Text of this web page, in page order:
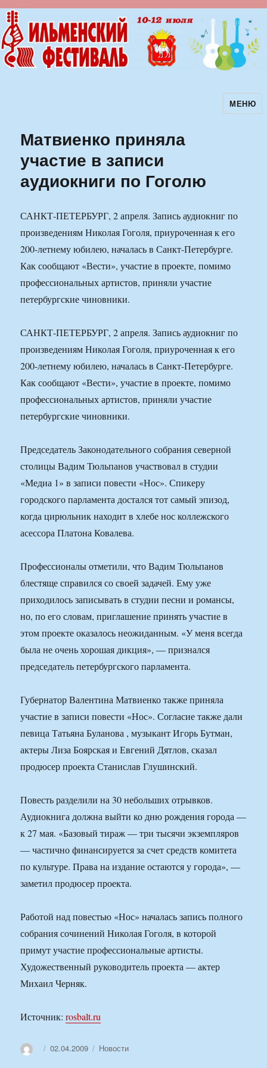
Ильменский фестиваль авторскойМЕНЮ
Матвиенко приняла
участие в записи
аудиокниги по Гоголю
САНКТ-ПЕТЕРБУРГ, 2 апреля. Запись аудиокниг по
произведениям Николая Гоголя, приуроченная к его
200-летнему юбилею, началась в Санкт-Петербурге.
Как сообщают «Вести», участие в проекте, помимо
профессиональных артистов, приняли участие
петербургские чиновники.
САНКТ-ПЕТЕРБУРГ, 2 апреля. Запись аудиокниг по
произведениям Николая Гоголя, приуроченная к его
200-летнему юбилею, началась в Санкт-Петербурге.
Как сообщают «Вести», участие в проекте, помимо
профессиональных артистов, приняли участие
петербургские чиновники.
Председатель Законодательного собрания северной
столицы Вадим Тюльпанов участвовал в студии
«Медиа 1» в записи повести «Нос». Спикеру
городского парламента достался тот самый эпизод,
когда цирюльник находит в хлебе нос коллежского
асессора Платона Ковалева.
Профессионалы отметили, что Вадим Тюльпанов
блестяще справился со своей задачей. Ему уже
приходилось записывать в студии песни и романсы,
но, по его словам, приглашение принять участие в
этом проекте оказалось неожиданным. «У меня всегда
была не очень хорошая дикция», — признался
председатель петербургского парламента.
Губернатор Валентина Матвиенко также приняла
участие в записи повести «Нос». Согласие также дали
певица Татьяна Буланова , музыкант Игорь Бутман,
актеры Лиза Боярская и Евгений Дятлов, сказал
продюсер проекта Станислав Глушинский.
Повесть разделили на 30 небольших отрывков.
Аудиокнига должна выйти ко дню рождения города —
к 27 мая. «Базовый тираж — три тысячи экземпляров
— частично финансируется за счет средств комитета
по культуре. Права на издание остаются у города», —
заметил продюсер проекта.
Работой над повестью «Нос» началась запись полного
собрания сочинений Николая Гоголя, в которой
примут участие профессиональные артисты.
Художественный руководитель проекта — актер
Михаил Черняк.
Источник:rosbalt.ru
АвторОпубликовано
02.04.2009 Рубрики
Новости